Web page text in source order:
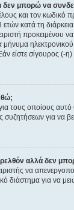
δεν μπορώ να
και τον κωδικό
ετών κατά τη
προκειμένου
μήνυμα
είστε σίγουρος (-η)
τους οποίους
για να
αλλά δεν
να
διάστημα για να